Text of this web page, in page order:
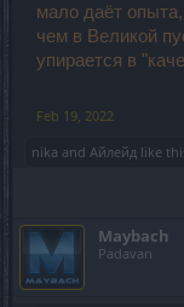
мало даёт
чем в Великой
упирается в
Feb 19, 2022
nika and Айлейд like
Maybach
Padavan